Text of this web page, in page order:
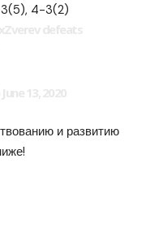
4-3(2)
и развитию